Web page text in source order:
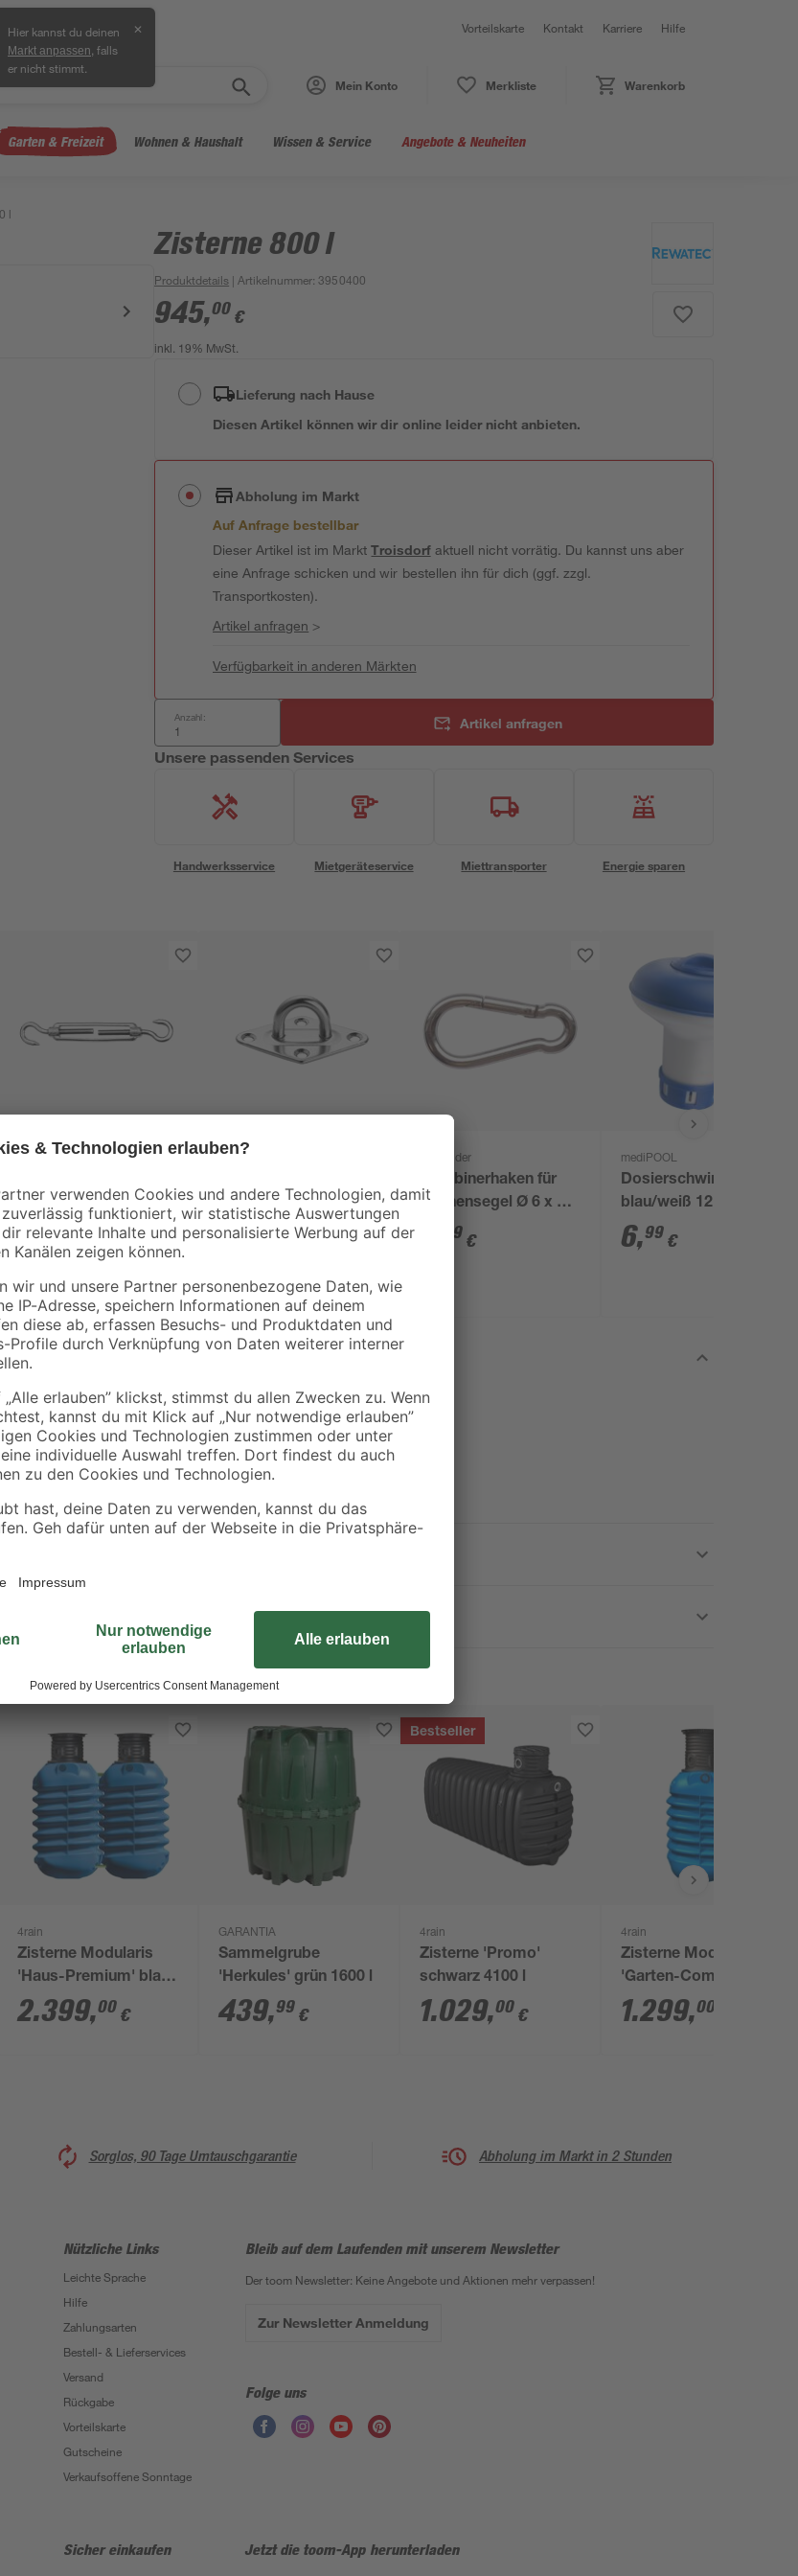
Hier kannst du deinen
Markt anpassen , falls
er nicht stimmt.
✕ Vorteilskarte Kontakt Karriere Hilfe
Mein Konto Merkliste Warenkorb
Garten & Freizeit Wohnen & Haushalt Wissen & Service Angebote & Neuheiten
l
Zisterne 800 l
Produktdetails | Artikelnummer:3950400
945,00 €
inkl. 19% MwSt.
Lieferung nach Hause
Diesen Artikel können wir dir online leider nicht anbieten.
Abholung im Markt
Auf Anfrage bestellbar
Dieser Artikel ist im MarktTroisdorfaktuell nicht vorrätig. Du kannst uns aber
eine Anfrage schicken und wir bestellen ihn für dich (ggf. zzgl.
Transportkosten).
Artikel anfragen >
Verfügbarkeit in anderen Märkten
Anzahl: Artikel anfragen
Unsere passenden Services
Handwerksservice Mietgeräteservice Miettransporter Energie sparen
Sonnensegel 150-218
mm
7,99€
Sonnensegel 65 x 40 x
28 mm
7,99€
Schneider
Karabinerhaken für
Sonnensegel Ø 6 x 60
99 €
mediPOOL
Dosierschwimmer
blau/weiß 12 x 12 cm,
für 20 g Tabs
6,99 €
4rain
Zisterne Modularis
'Haus-Premium' blau
5000 l 2 Stück
2.399,00 €
GARANTIA
Sammelgrube
'Herkules' grün 1600 l
439,99 €
Bestseller
4rain
Zisterne 'Promo'
schwarz 4100 l
1.029,00 €
4rain
Zisterne Modularis
'Garten-Comfort' blau
2500 l
1.299,00
Sorglos, 90 Tage Umtauschgarantie Abholung im Markt in 2 Stunden
Nützliche Links
Leichte Sprache
Hilfe
Zahlungsarten
Bestell- & Lieferservices
Versand
Rückgabe
Vorteilskarte
Gutscheine
Verkaufsoffene Sonntage
Bleib auf dem Laufenden mit unserem Newsletter
Der toom Newsletter: Keine Angebote und Aktionen mehr verpassen!
Zur Newsletter Anmeldung
Folge uns
Sicher einkaufen Jetzt die toom-App herunterladen